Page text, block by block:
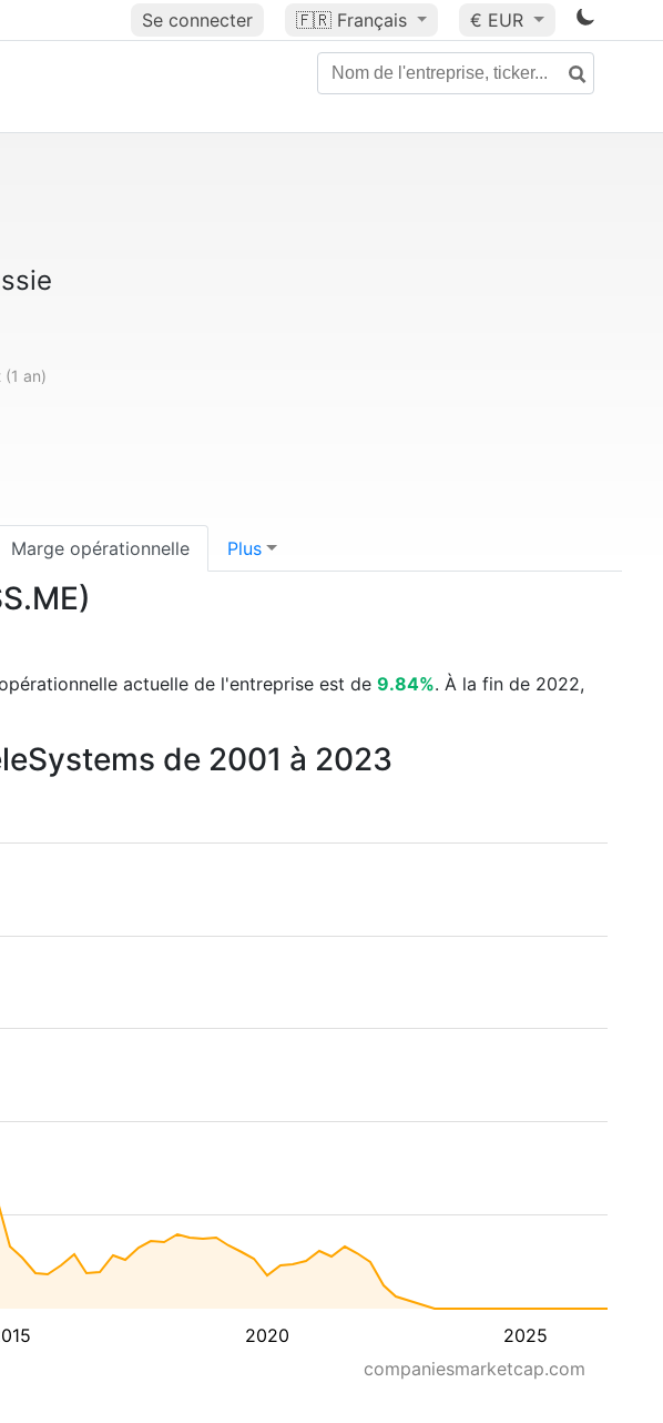
Se connecter 🇫🇷 Français € EUR
(1 an)
Marge opérationnelle Plus
actuelle de l'entreprise est de 9.84%. À la fin de 2022,
de 2001 à 2023
2020 2025
companiesmarketcap.com